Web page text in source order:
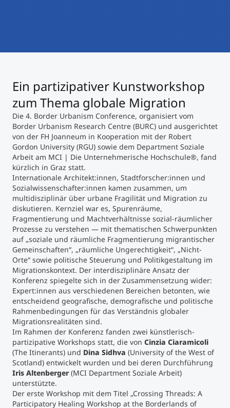
Study Finder Bachelor/Master
Masterclasses
Management-Seminare
Technische Weiterbildung
Maßgeschneiderte Programme
Studienberatung
Executive Education Finder
Ein partizipativer Kunstworkshop
zum Thema globale Migration
Die 4. Border Urbanism Conference, organisiert vom
Border Urbanism Research Centre (BURC) und ausgerichtet
von der FH Joanneum in Kooperation mit der Robert
Gordon University (RGU) sowie dem Department Soziale
Arbeit am MCI | Die Unternehmerische Hochschule®, fand
kürzlich in Graz statt.
Internationale Architekt:innen, Stadtforscher:innen und
Sozialwissenschafter:innen kamen zusammen, um
multidisziplinär über urbane Fragilität und Migration zu
diskutieren. Kernziel war es, Spurenräume,
Fragmentierung und Machtverhältnisse sozial-räumlicher
Prozesse zu verstehen — mit thematischen Schwerpunkten
auf „soziale und räumliche Fragmentierung migrantischer
Gemeinschaften“, „räumliche Ungerechtigkeit“, „Nicht-
Orte“ sowie politische Steuerung und Politikgestaltung im
Migrationskontext. Der interdisziplinäre Ansatz der
Konferenz spiegelte sich in der Zusammensetzung wider:
Expert:innen aus verschiedenen Bereichen betonten, wie
entscheidend geografische, demografische und politische
Rahmenbedingungen für das Verständnis globaler
Migrationsrealitäten sind.
Im Rahmen der Konferenz fanden zwei künstlerisch-
partizipative Workshops statt, die von Cinzia Ciaramicoli
(The Itinerants) und Dina Sidhva (University of the West of
Scotland) entwickelt wurden und bei deren Durchführung
Iris Altenberger(MCI Department Soziale Arbeit)
unterstützte.
Der erste Workshop mit dem Titel „Crossing Threads: A
Participatory Healing Workshop at the Borderlands of